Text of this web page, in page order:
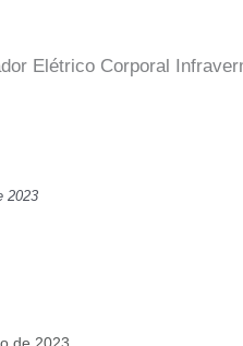
Elétrico Corporal
2023
de 2023